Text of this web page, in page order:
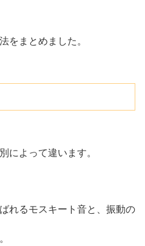
をまとめました。
によって違います。
れるモスキート音と、振動の